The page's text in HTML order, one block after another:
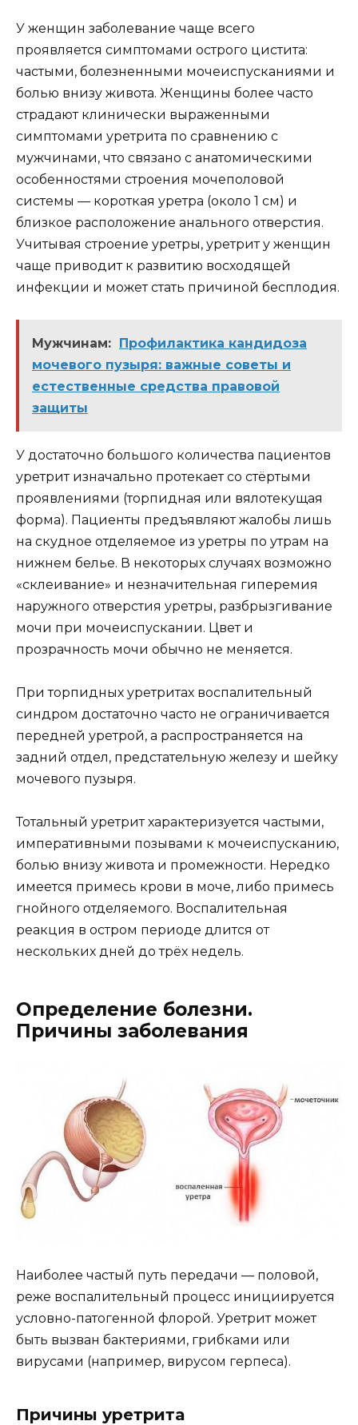
У женщин заболевание чаще всего
проявляется симптомами острого цистита:
частыми, болезненными мочеиспусканиями и
болью внизу живота. Женщины более часто
страдают клинически выраженными
симптомами уретрита по сравнению с
мужчинами, что связано с анатомическими
особенностями строения мочеполовой
системы — короткая уретра (около 1 см) и
близкое расположение анального отверстия.
Учитывая строение уретры, уретрит у женщин
чаще приводит к развитию восходящей
инфекции и может стать причиной бесплодия.
Мужчинам: Профилактика кандидоза
мочевого пузыря: важные советы и
естественные средства правовой
защиты
У достаточно большого количества пациентов
уретрит изначально протекает со стёртыми
проявлениями (торпидная или вялотекущая
форма). Пациенты предъявляют жалобы лишь
на скудное отделяемое из уретры по утрам на
нижнем белье. В некоторых случаях возможно
«склеивание» и незначительная гиперемия
наружного отверстия уретры, разбрызгивание
мочи при мочеиспускании. Цвет и
прозрачность мочи обычно не меняется.
При торпидных уретритах воспалительный
синдром достаточно часто не ограничивается
передней уретрой, а распространяется на
задний отдел, предстательную железу и шейку
мочевого пузыря.
Тотальный уретрит характеризуется частыми,
императивными позывами к мочеиспусканию,
болью внизу живота и промежности. Нередко
имеется примесь крови в моче, либо примесь
гнойного отделяемого. Воспалительная
реакция в остром периоде длится от
нескольких дней до трёх недель.
Определение болезни.
Причины заболевания
Наиболее частый путь передачи — половой,
реже воспалительный процесс инициируется
условно-патогенной флорой. Уретрит может
быть вызван бактериями, грибками или
вирусами (например, вирусом герпеса).
Причины уретрита